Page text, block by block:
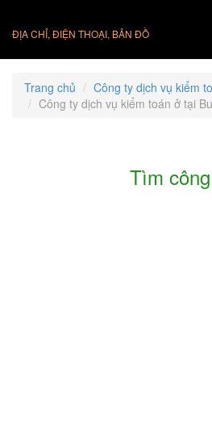
ĐỊA CHỈ, ĐIỆN THOẠI, BẢN ĐỒ
Trang chủ
Công ty dịch vụ kiểm
Công ty dịch vụ kiểm toán ở tại
Tìm